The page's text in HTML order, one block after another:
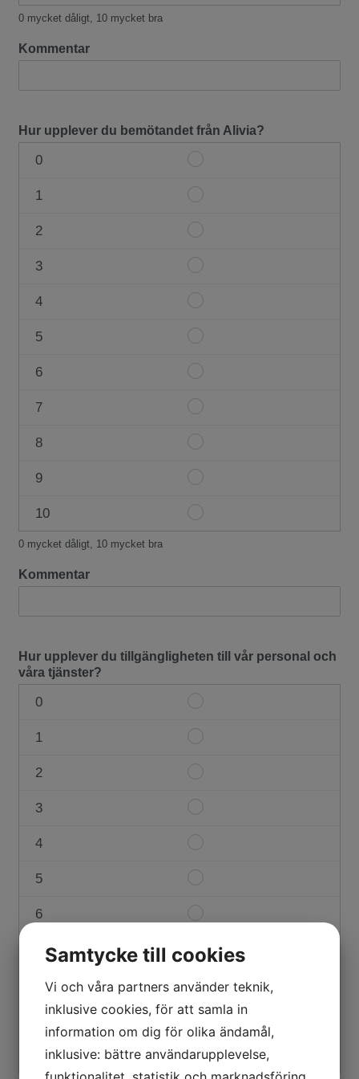
#1
0 mycket dåligt, 10 mycket bra
Kommentar
Hur upplever du bemötandet från Alivia?
0
Item
0
1
Item
1
2
Item
2
3
Item
3
4
Item
4
5
Item
5
6
Item
6
7
Item
7
8
Item
8
9
Item
9
10
Item
#1
0 mycket dåligt, 10 mycket bra
Kommentar
Hur upplever du tillgängligheten till vår personal och
våra tjänster?
0
Item
0
1
Item
1
2
Item
2
3
Item
3
4
Item
4
5
Item
5
6
Item
6
Item
#1
7
Item
#1
Item
#1
9
10
Item
#1
Samtycke till cookies
Vi och våra partners använder teknik,
inklusive cookies, för att samla in
information om dig för olika ändamål,
inklusive: bättre användarupplevelse,